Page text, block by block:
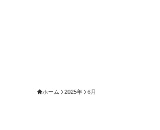
ホーム 2025年 6月